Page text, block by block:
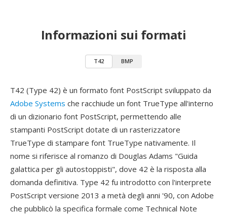
Informazioni sui formati
T42 BMP
T42 (Type 42) è un formato font PostScript sviluppato da
Adobe Systems che racchiude un font TrueType all'interno
di un dizionario font PostScript, permettendo alle
stampanti PostScript dotate di un rasterizzatore
TrueType di stampare font TrueType nativamente. Il
nome si riferisce al romanzo di Douglas Adams "Guida
galattica per gli autostoppisti", dove 42 è la risposta alla
domanda definitiva. Type 42 fu introdotto con l'interprete
PostScript versione 2013 a metà degli anni '90, con Adobe
che pubblicò la specifica formale come Technical Note